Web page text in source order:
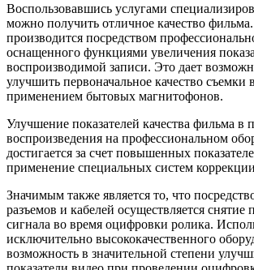
Воспользовавшись услугами
можно получить отличное качество фильма.
производится посредством
оснащенного функциями увеличения
воспроизводимой записи. Это дает
улучшить первоначальное качество съемки
применением бытовых магнитофонов.
Улучшение показателей качества фильма в
воспроизведения на профессиональном
достигается за счет повышенных
применение специальных систем
Значимым также является то, что
разъемов и кабелей осуществляется снятие
сигнала во время оцифровки ролика.
исключительно высококачественного
возможность в значительной степени